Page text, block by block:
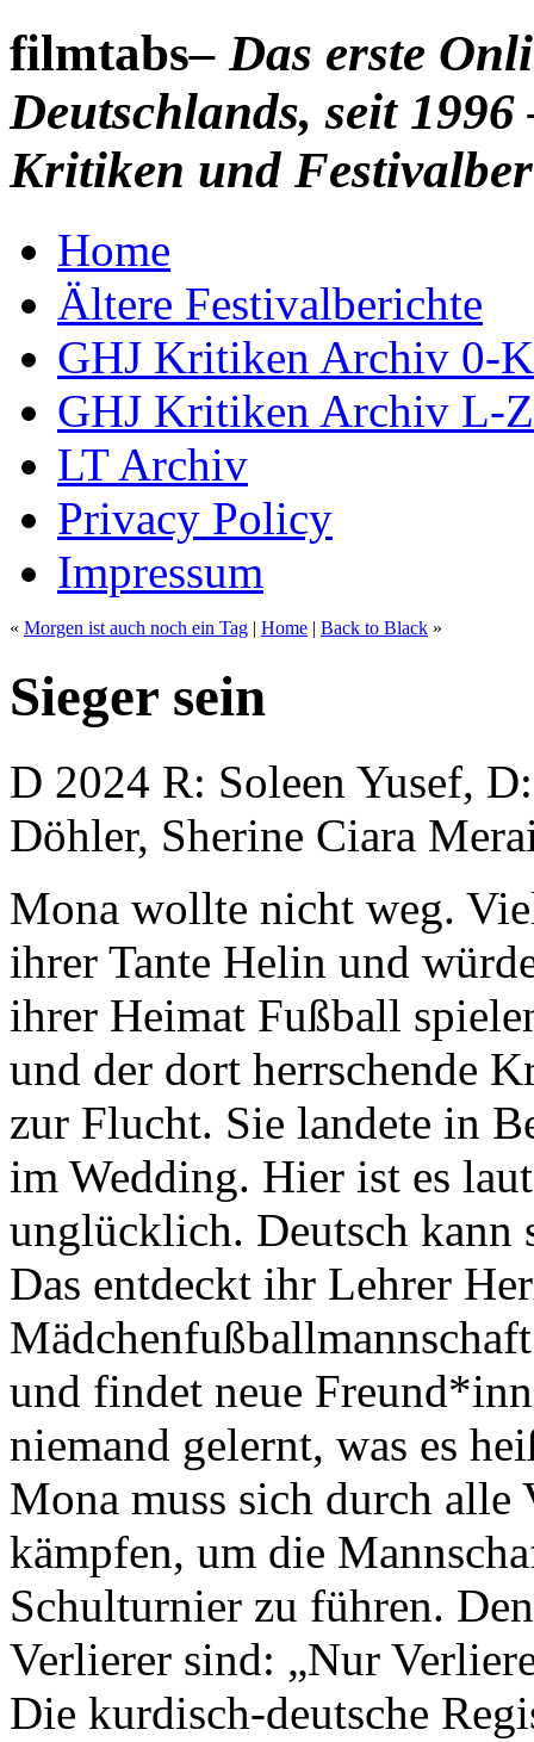
filmtabs– Das erste
Deutschlands, seit
Kritiken und
Home
Ältere Festivalberichte
GHJ Kritiken Archiv 0-K
GHJ Kritiken Archiv L-Z
LT Archiv
Privacy Policy
Impressum
« Morgen ist auch noch ein Tag | Home | Back to Black »
Sieger sein
D 2024 R: Soleen Yusef,
Döhler, Sherine Ciara
Mona wollte nicht weg.
ihrer Tante Helin und
ihrer Heimat Fußball
und der dort herrschende
zur Flucht. Sie landete in
im Wedding. Hier ist es
unglücklich. Deutsch kann
Das entdeckt ihr Lehrer
und findet neue
niemand gelernt, was es
Mona muss sich durch
kämpfen, um die
Schulturnier zu führen.
Verlierer sind: „Nur
Die kurdisch-deutsche